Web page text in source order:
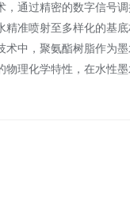
，通过精密的数字信号
精准喷射至多样化的基
术中，聚氨酯树脂作为
物理化学特性，在水性